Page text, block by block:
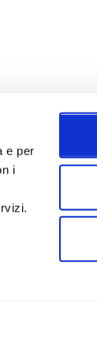
e per
i